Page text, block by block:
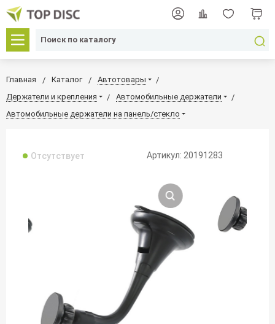
Главная Каталог
Автотовары
Держатели и крепления
Автомобильные держатели
Автомобильные держатели на панель/стекло
Отсутствует Артикул: 20191283